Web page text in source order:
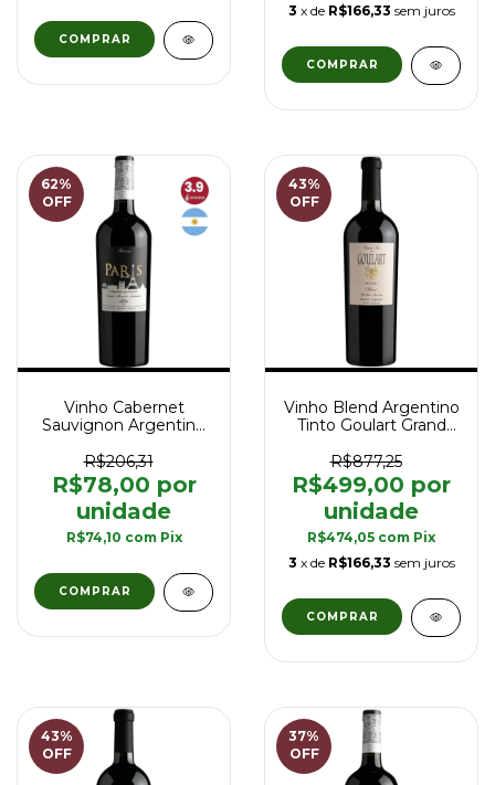
3 x de R$166,33 sem juros
62%
OFF
Vinho Cabernet
Sauvignon Argentino
Reserva 750 ml
R$206,31
R$78,00
R$74,10 com Pix
43%
OFF
Vinho Blend Argentino
Tinto Goulart Grand
R$877,25
R$499,00
R$474,05 com Pix
3 x de R$166,33 sem juros
43%
OFF
37%
OFF